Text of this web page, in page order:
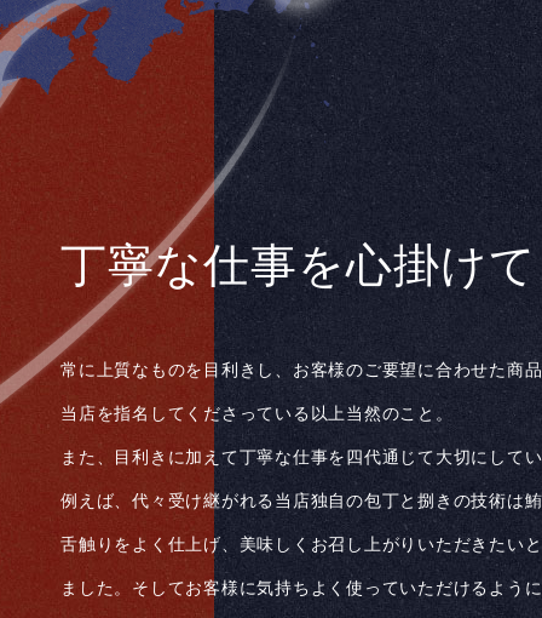
丁寧な仕事を心掛けて
常に上質なものを目利きし、お客様のご要望に合わせた商
当店を指名してくださっている以上当然のこと。
また、目利きに加えて丁寧な仕事を四代通じて大切にして
例えば、代々受け継がれる当店独自の包丁と捌きの技術は
舌触りをよく仕上げ、美味しくお召し上がりいただきたい
ました。そしてお客様に気持ちよく使っていただけるよう